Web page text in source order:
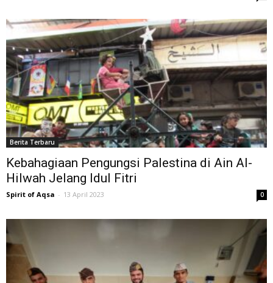
Berita Terbaru
Kebahagiaan Pengungsi Palestina di Ain Al-
Hilwah Jelang Idul Fitri
Spirit of Aqsa - 13 April 2023 0